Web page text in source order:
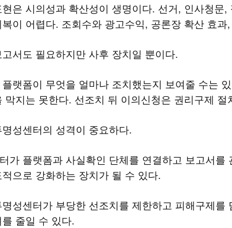
은 시의성과 확산성이 생명이다. 선거, 인사청
이 어렵다. 조회수와 광고수익, 공론장 확산 효
서도 필요하지만 사후 장치일 뿐이다.
랫폼이 무엇을 얼마나 조치했는지 보여줄 수는
막지는 못한다. 선조치 뒤 이의신청은 권리구제
성센터의 성격이 중요하다.
가 플랫폼과 사실확인 단체를 연결하고 보고서
으로 강화하는 장치가 될 수 있다.
성센터가 부당한 선조치를 제한하고 피해구제
줄일 수 있다.